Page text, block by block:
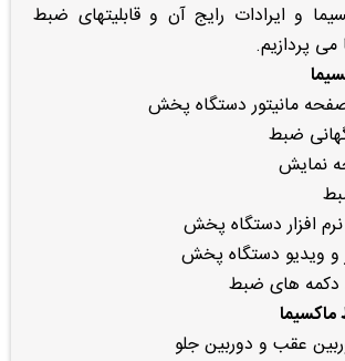
و ایرادات رایج آن و قابلیتهای ضبط
پردازیم.
مانیتور دستگاه پخش
ضبط
نمایش
افزار دستگاه پخش
ویدیو دستگاه پخش
دکمه های ضبط
عقب و دوربین جلو